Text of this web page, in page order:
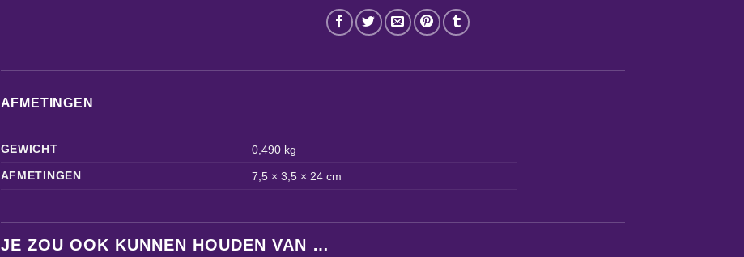
AFMETINGEN
GEWICHT
0,490 kg
AFMETINGEN
7,5 × 3,5 × 24 cm
JE ZOU OOK KUNNEN HOUDEN VAN …